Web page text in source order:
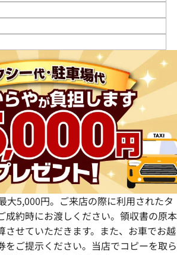
大5,000円。ご来店の際に利用されたタ
成約時にお渡しください。領収書の原本
させていただきます。また、お車でお越
をご提示ください。当店でコピーを取ら